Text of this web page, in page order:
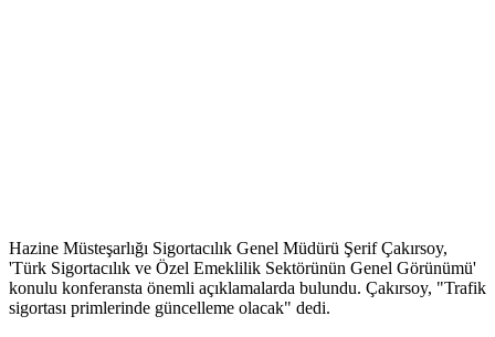
Hazine Müsteşarlığı Sigortacılık Genel Müdürü Şerif Çakırsoy,
'Türk Sigortacılık ve Özel Emeklilik Sektörünün Genel Görünümü'
konulu konferansta önemli açıklamalarda bulundu. Çakırsoy, "Trafik
sigortası primlerinde güncelleme olacak" dedi.